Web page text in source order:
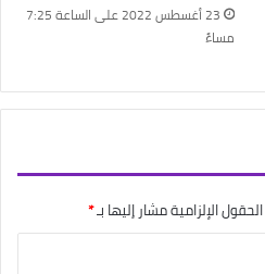
23 أغسطس 2022 على الساعة 7:25
مساءً
الحقول الإلزامية مشار إليها بـ*